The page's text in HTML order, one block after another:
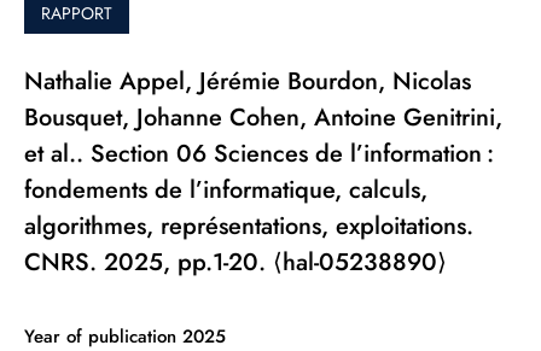
RAPPORT
Nathalie Appel, Jérémie Bourdon, Nicolas
Bousquet, Johanne Cohen, Antoine Genitrini,
et al.. Section 06 Sciences de l’information :
fondements de l’informatique, calculs,
algorithmes, représentations, exploitations.
CNRS. 2025, pp.1-20. ⟨hal-05238890⟩
Year of publication 2025